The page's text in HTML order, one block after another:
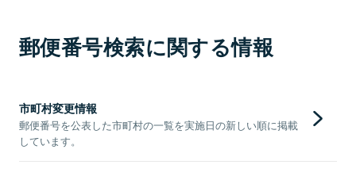
郵便番号検索に関する情報
市町村変更情報
郵便番号を公表した市町村の一覧を実施日の新しい順に掲載
しています。